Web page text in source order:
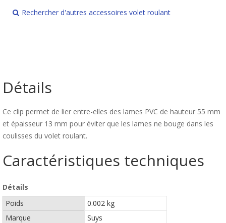
Rechercher d'autres accessoires volet roulant
Détails
Ce clip permet de lier entre-elles des lames PVC de hauteur 55 mm
et épaisseur 13 mm pour éviter que les lames ne bouge dans les
coulisses du volet roulant.
Caractéristiques techniques
Détails
Poids
0.002 kg
Marque
Suys